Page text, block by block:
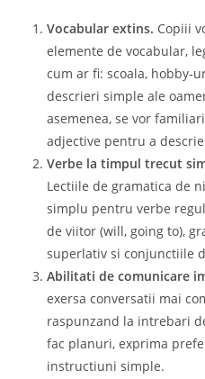
Vocabular extins. Copiii
elemente de vocabular,
cum ar fi: scoala, hobby-
descrieri simple ale
asemenea, se vor
adjective pentru a
Verbe la timpul trecut
Lectiile de gramatica de
simplu pentru verbe
de viitor (will, going to),
superlativ si conjunctiile
Abilitati de comunicare
exersa conversatii mai
raspunzand la intrebari
fac planuri, exprima
instructiuni simple.